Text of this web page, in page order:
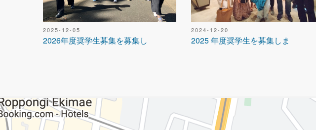
2025-12-05
2026年度奨学生募集を募集し
2024-12-20
2025 年度奨学生を募集しま